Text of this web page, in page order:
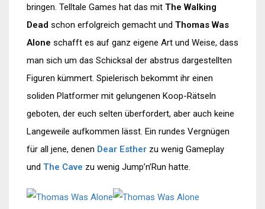
bringen. Telltale Games hat das mit The Walking
Dead schon erfolgreich gemacht und Thomas Was
Alone schafft es auf ganz eigene Art und Weise, dass
man sich um das Schicksal der abstrus dargestellten
Figuren kümmert. Spielerisch bekommt ihr einen
soliden Platformer mit gelungenen Koop-Rätseln
geboten, der euch selten überfordert, aber auch keine
Langeweile aufkommen lässt. Ein rundes Vergnügen
für all jene, denen Dear Esther zu wenig Gameplay
und The Cave zu wenig Jump’n’Run hatte.